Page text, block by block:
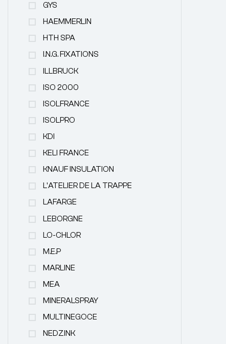
GYS
HAEMMERLIN
HTH SPA
I.N.G. FIXATIONS
ILLBRUCK
ISO 2000
ISOLFRANCE
ISOLPRO
KDI
KELI FRANCE
KNAUF INSULATION
L'ATELIER DE LA TRAPPE
LAFARGE
LEBORGNE
LO-CHLOR
M.E.P
MARLINE
MEA
MINERALSPRAY
MULTINEGOCE
NEDZINK